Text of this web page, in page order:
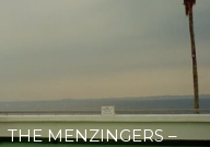
THE MENZINGERS –